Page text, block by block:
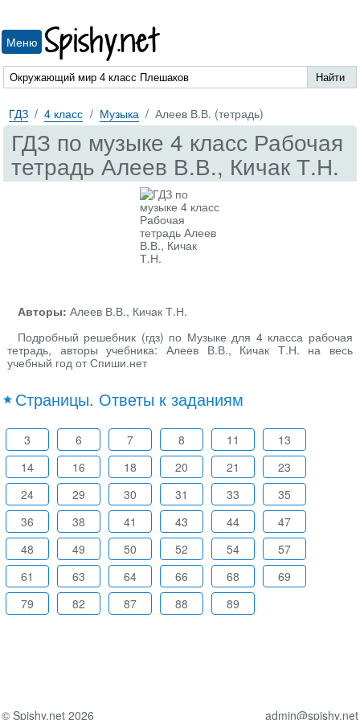
Меню Spishy.net
ГДЗ 4 класс Музыка Алеев В.В. (тетрадь)
ГДЗ по музыке 4 класс Рабочая
тетрадь Алеев В.В., Кичак Т.Н.
Авторы: Алеев В.В., Кичак Т.Н.
Подробный решебник (гдз) по Музыке для 4 класса рабочая
тетрадь, авторы учебника: Алеев В.В., Кичак Т.Н. на весь
учебный год от Спиши.нет
Страницы. Ответы к заданиям
3 6 7 8 11
13
14
16 18 20 21
23
24
29 30 31 33
35
36
38 41 43 44
47
48
49 50 52 54
57
61
63 64 66 68
69
79
82 87 88 89
© Spishy.net 2026 admin@spishy.net